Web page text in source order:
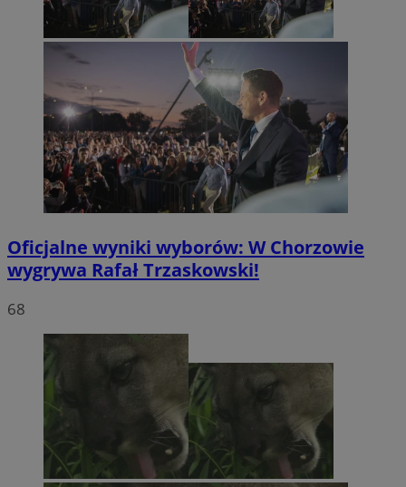
Oficjalne wyniki wyborów: W Chorzowie
wygrywa Rafał Trzaskowski!
68